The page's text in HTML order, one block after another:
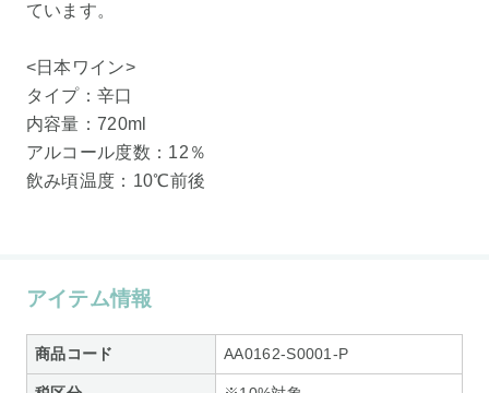
ています。
<日本ワイン>
タイプ：辛口
内容量：720ml
アルコール度数：12％
飲み頃温度：10℃前後
アイテム情報
商品コード AA0162-S0001-P